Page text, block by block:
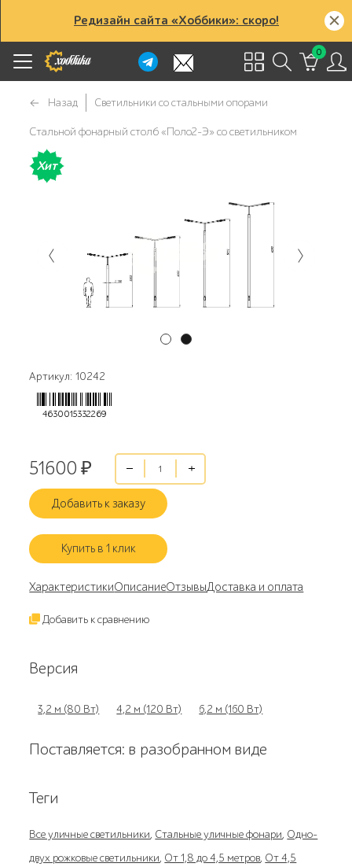
Редизайн сайта «Хоббики»: скоро!
0
Назад Светильники со стальными опорами
Стальной фонарный столб «Поло2-Э» со светильником
Хит
Артикул: 10242
4630015332269
51600 ₽
Добавить к заказу
Купить в 1 клик
ХарактеристикиОписаниеОтзывыДоставка и оплата
Добавить к сравнению
Версия
3,2 м (80 Вт) 4,2 м (120 Вт) 6,2 м (160 Вт)
Поставляется: в разобранном виде
Теги
Все уличные светильники, Стальные уличные фонари, Одно-
двух рожковые светильники, От 1,8 до 4,5 метров, От 4,5